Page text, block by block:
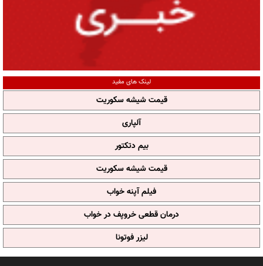
لینک های مفید
قیمت شیشه سکوریت
آلپاری
بیم دتکتور
قیمت شیشه سکوریت
فیلم آپنه خواب
درمان قطعی خروپف در خواب
لیزر فوتونا